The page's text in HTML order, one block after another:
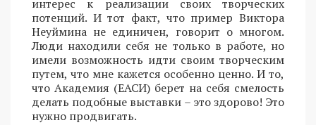
интерес к реализации своих творческих
потенций. И тот факт, что пример Виктора
Неуймина не единичен, говорит о многом.
Люди находили себя не только в работе, но
имели возможность идти своим творческим
путем, что мне кажется особенно ценно. И то,
что Академия (ЕАСИ) берет на себя смелость
делать подобные выставки – это здорово! Это
нужно продвигать.